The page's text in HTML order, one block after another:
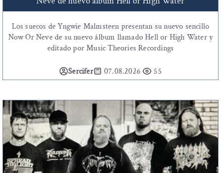
Los suecos de Yngwie Malmsteen presentan su nuevo sencillo
Now Or Neve de su nuevo álbum llamado Hell or High Water y
editado por Music Theories Recordings
Sercifer 07.08.2026 55